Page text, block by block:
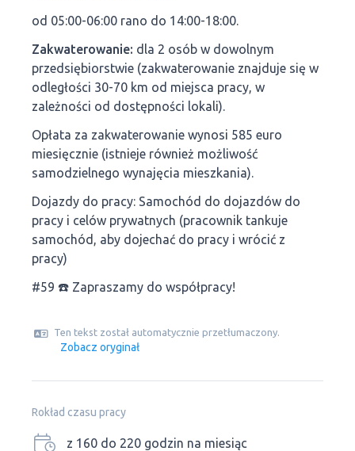
od 05:00-06:00 rano do 14:00-18:00.
Zakwaterowanie: dla 2 osób w dowolnym
przedsiębiorstwie (zakwaterowanie znajduje się w
odległości 30-70 km od miejsca pracy, w
zależności od dostępności lokali).
Opłata za zakwaterowanie wynosi 585 euro
miesięcznie (istnieje również możliwość
samodzielnego wynajęcia mieszkania).
Dojazdy do pracy: Samochód do dojazdów do
pracy i celów prywatnych (pracownik tankuje
samochód, aby dojechać do pracy i wrócić z
pracy)
#59 ☎️ Zapraszamy do współpracy!
Ten tekst został automatycznie przetłumaczony.
Zobacz oryginał
Rokład czasu pracy
z 160 do 220 godzin na miesiąc